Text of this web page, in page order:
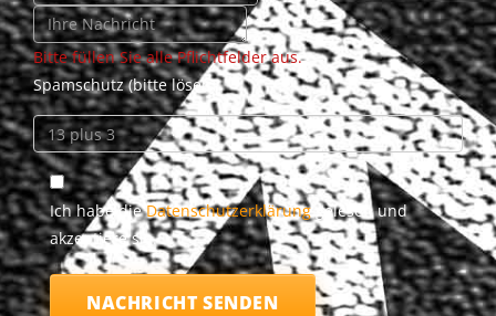
Bitte füllen Sie alle Pflichtfelder aus.
Spamschutz (bitte lösen):
Ich habe dieDatenschutzerklärung gelesen und
akzeptiere sie.
NACHRICHT SENDEN